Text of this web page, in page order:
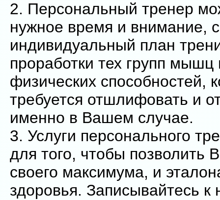
2. Персональный тренер
нужное время и внимание,
индивидуальный план
проработки тех групп мышц
физических способностей,
требуется отшлифовать и
именно в Вашем случае.
3. Услуги персонального
для того, чтобы позволить
своего максимума, и
здоровья. Записывайтесь к